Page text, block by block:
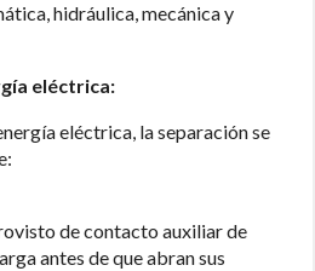
hidráulica, mecánica y
eléctrica:
eléctrica, la separación se
de contacto auxiliar de
antes de que abran sus